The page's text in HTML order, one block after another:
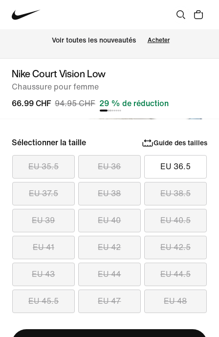
Voir toutes les nouveautés Acheter
Nike Court Vision Low
Chaussure pour femme
66.99 CHF 94.95 CHF 29 % de réduction
Sélectionner la taille Guide des tailles
EU 35.5 EU 36 EU 36.5
EU 37.5 EU 38 EU 38.5
EU 39 EU 40 EU 40.5
EU 41 EU 42 EU 42.5
EU 43 EU 44 EU 44.5
EU 45.5 EU 47 EU 48